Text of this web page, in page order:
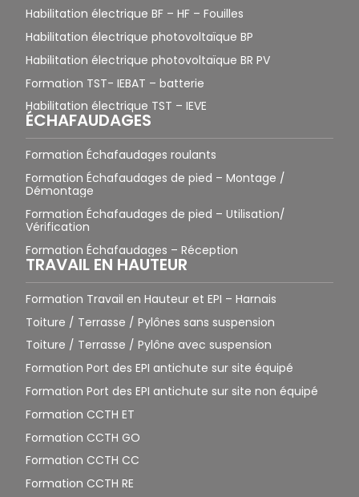
Habilitation électrique BF – HF – Fouilles
Habilitation électrique photovoltaïque BP
Habilitation électrique photovoltaïque BR PV
Formation TST- IEBAT – batterie
Habilitation électrique TST – IEVE
ÉCHAFAUDAGES
Formation Échafaudages roulants
Formation Échafaudages de pied – Montage /
Démontage
Formation Échafaudages de pied – Utilisation/
Vérification
Formation Échafaudages – Réception
TRAVAIL EN HAUTEUR
Formation Travail en Hauteur et EPI – Harnais
Toiture / Terrasse / Pylônes sans suspension
Toiture / Terrasse / Pylône avec suspension
Formation Port des EPI antichute sur site équipé
Formation Port des EPI antichute sur site non équipé
Formation CCTH ET
Formation CCTH GO
Formation CCTH CC
Formation CCTH RE